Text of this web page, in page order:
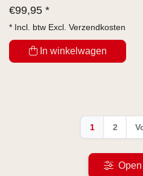
€99,95 *
* Incl. btw Excl. Verzendkosten
In winkelwagen
1 2